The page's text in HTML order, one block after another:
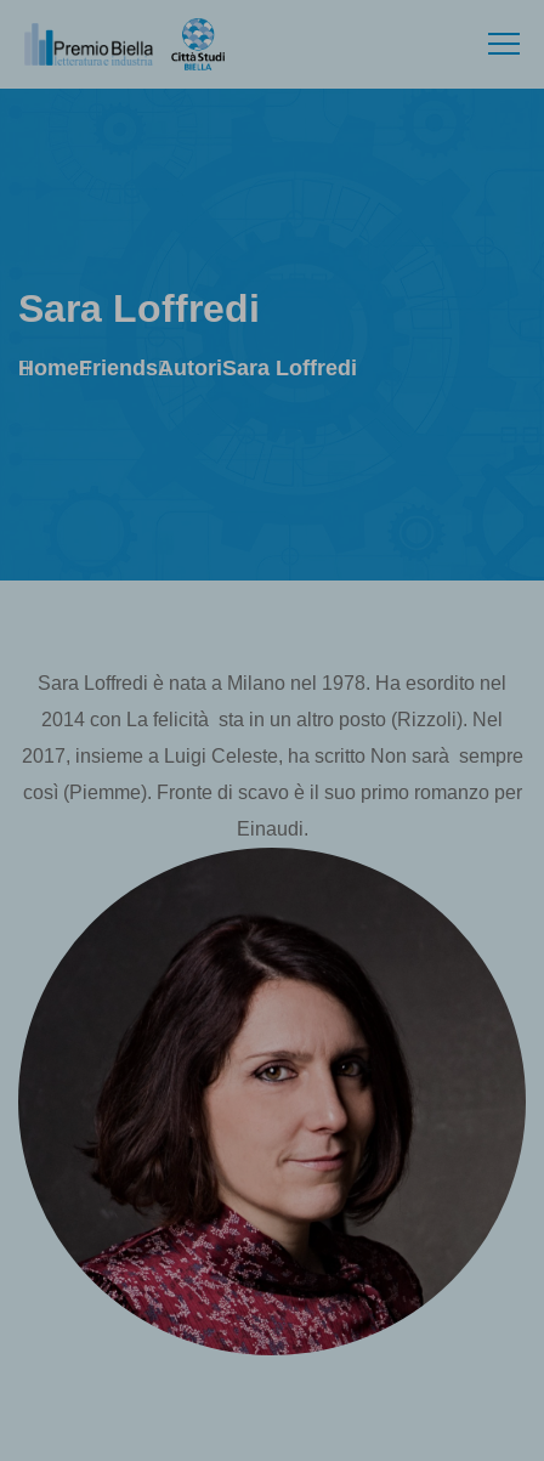
Sara Loffredi
HomeFriendsAutoriSara Loffredi
Sara Loffredi è nata a Milano nel 1978. Ha esordito nel
2014 con La felicità sta in un altro posto (Rizzoli). Nel
2017, insieme a Luigi Celeste, ha scritto Non sarà sempre
così (Piemme). Fronte di scavo è il suo primo romanzo per
Einaudi.